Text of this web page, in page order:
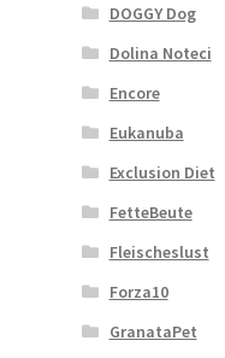
DOGGY Dog
Dolina Noteci
Encore
Eukanuba
Exclusion Diet
FetteBeute
Fleischeslust
Forza10
GranataPet